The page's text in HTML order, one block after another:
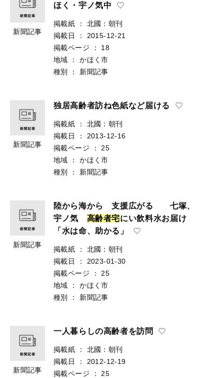
新聞記事
ほく・宇ノ気中
掲載紙 ：
北國：朝刊
掲載日
：
2015-12-21
掲載ページ
：
18
地域
：
かほく市
種別
： 新聞記事
新聞記事
独居高齢者訪ね色紙など届ける
掲載紙 ：
北國：朝刊
掲載日
：
2013-12-16
掲載ページ
：
25
地域
：
かほく市
種別
： 新聞記事
新聞記事
陸から海から 支援広がる 七塚、
宇ノ気 高齢者宅にい飲料水お届け
「水は命、助かる」
掲載紙 ：
北國：朝刊
掲載日
：
2023-01-30
掲載ページ
：
25
地域
：
かほく市
種別
： 新聞記事
新聞記事
一人暮らしの高齢者を訪問
掲載紙 ：
北國：朝刊
掲載日
：
2012-12-19
掲載ページ
：
25